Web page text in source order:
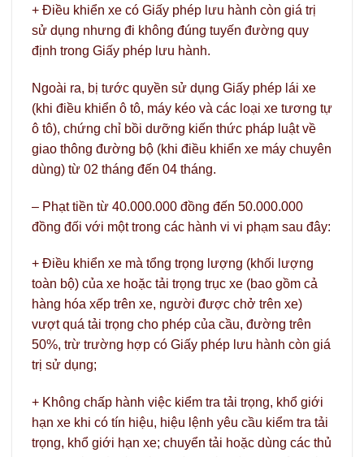
+ Điều khiển xe có Giấy phép lưu hành còn giá trị
sử dụng nhưng đi không đúng tuyến đường quy
định trong Giấy phép lưu hành.
Ngoài ra, bị tước quyền sử dụng Giấy phép lái xe
(khi điều khiển ô tô, máy kéo và các loại xe tương tự
ô tô), chứng chỉ bồi dưỡng kiến thức pháp luật về
giao thông đường bộ (khi điều khiển xe máy chuyên
dùng) từ 02 tháng đến 04 tháng.
– Phạt tiền từ 40.000.000 đồng đến 50.000.000
đồng đối với một trong các hành vi vi phạm sau đây:
+ Điều khiển xe mà tổng trọng lượng (khối lượng
toàn bộ) của xe hoặc tải trọng trục xe (bao gồm cả
hàng hóa xếp trên xe, người được chở trên xe)
vượt quá tải trọng cho phép của cầu, đường trên
50%, trừ trường hợp có Giấy phép lưu hành còn giá
trị sử dụng;
+ Không chấp hành việc kiểm tra tải trọng, khổ giới
hạn xe khi có tín hiệu, hiệu lệnh yêu cầu kiểm tra tải
trọng, khổ giới hạn xe; chuyển tải hoặc dùng các thủ